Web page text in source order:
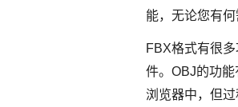
能，无论您有何
FBX格式有很
件。OBJ的功
浏览器中，但过